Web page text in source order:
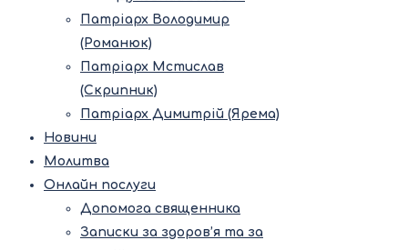
Патріарх Володимир
(Романюк)
Патріарх Мстислав
(Скрипник)
Патріарх Димитрій (Ярема)
Новини
Молитва
Онлайн послуги
Допомога священника
Записки за здоров’я та за